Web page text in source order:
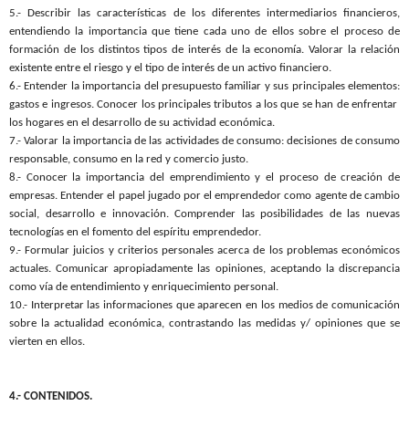
5.- Describir las características de los diferentes intermediarios financieros,
entendiendo la importancia que tiene cada uno de ellos sobre el proceso de
formación de los distintos tipos de interés de la economía. Valorar la relación
existente entre el riesgo y el tipo de interés de un activo financiero.
6.- Entender la importancia del presupuesto familiar y sus principales elementos:
gastos e ingresos. Conocer los principales tributos a los que se han de enfrentar
los hogares en el desarrollo de su actividad económica.
7.- Valorar la importancia de las actividades de consumo: decisiones de consumo
responsable, consumo en la red y comercio justo.
8.- Conocer la importancia del emprendimiento y el proceso de creación de
empresas. Entender el papel jugado por el emprendedor como agente de cambio
social, desarrollo e innovación. Comprender las posibilidades de las nuevas
tecnologías en el fomento del espíritu emprendedor.
9.- Formular juicios y criterios personales acerca de los problemas económicos
actuales. Comunicar apropiadamente las opiniones, aceptando la discrepancia
como vía de entendimiento y enriquecimiento personal.
10.- Interpretar las informaciones que aparecen en los medios de comunicación
sobre la actualidad económica, contrastando las medidas y/ opiniones que se
vierten en ellos.
4.- CONTENIDOS.